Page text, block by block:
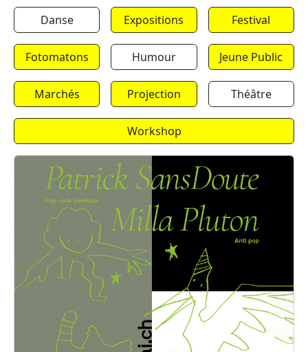
Danse Expositions Festival
Fotomatons Humour Jeune Public
Marchés Projection Théâtre
Workshop